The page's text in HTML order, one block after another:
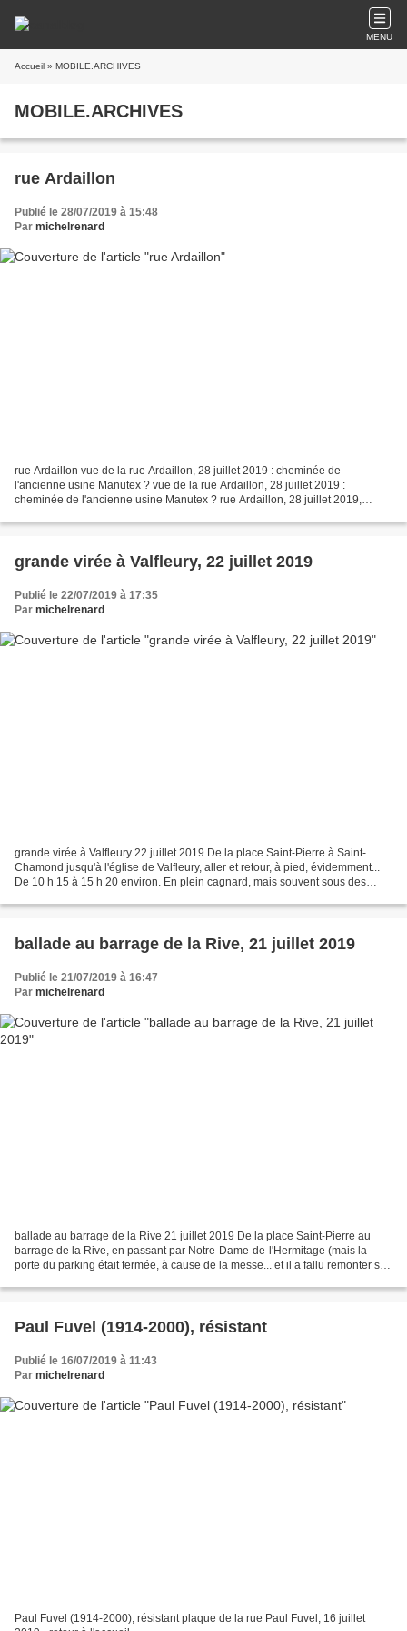
MENU
Accueil » MOBILE.ARCHIVES
MOBILE.ARCHIVES
rue Ardaillon
Publié le 28/07/2019 à 15:48
Par michelrenard
rue Ardaillon vue de la rue Ardaillon, 28 juillet 2019 : cheminée de
l'ancienne usine Manutex ? vue de la rue Ardaillon, 28 juillet 2019 :
cheminée de l'ancienne usine Manutex ? rue Ardaillon, 28 juillet 2019,
grande virée à Valfleury, 22 juillet 2019
Publié le 22/07/2019 à 17:35
Par michelrenard
grande virée à Valfleury 22 juillet 2019 De la place Saint-Pierre à Saint-
Chamond jusqu'à l'église de Valfleury, aller et retour, à pied, évidemment...
De 10 h 15 à 15 h 20 environ. En plein cagnard, mais souvent sous des
ballade au barrage de la Rive, 21 juillet 2019
Publié le 21/07/2019 à 16:47
Par michelrenard
ballade au barrage de la Rive 21 juillet 2019 De la place Saint-Pierre au
barrage de la Rive, en passant par Notre-Dame-de-l'Hermitage (mais la
porte du parking était fermée, à cause de la messe... et il a fallu remonter sur
Paul Fuvel (1914-2000), résistant
Publié le 16/07/2019 à 11:43
Par michelrenard
Paul Fuvel (1914-2000), résistant plaque de la rue Paul Fuvel, 16 juillet